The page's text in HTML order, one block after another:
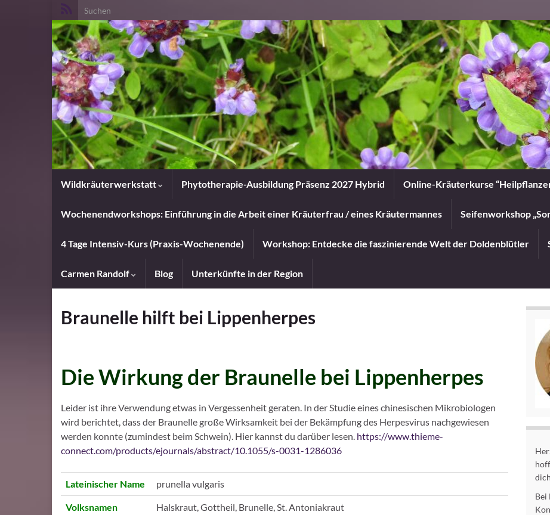
Search for:
Wildkräuterwerkstatt Phytotherapie-Ausbildung Präsenz 2027 Hybrid Online-Kräuterkurse
Wochenendworkshops: Einführung in die Arbeit einer Kräuterfrau / eines Kräutermannes Seifenworkshop
4 Tage Intensiv-Kurs (Praxis-Wochenende) Workshop: Entdecke die faszinierende Welt der Doldenblütler
Carmen Randolf Blog Unterkünfte in der Region
Braunelle hilft bei Lippenherpes
Die Wirkung der Braunelle bei Lippenherpes
Leider ist ihre Verwendung etwas in Vergessenheit geraten. In der Studie eines chinesischen Mikrobiologen
wird berichtet, dass der Braunelle große Wirksamkeit bei der Bekämpfung des Herpesvirus nachgewiesen
werden konnte (zumindest beim Schwein). Hier kannst du darüber lesen. https://www.thieme-
connect.com/products/ejournals/abstract/10.1055/s-0031-1286036
Lateinischer Name prunella vulgaris
Volksnamen Halskraut, Gottheil, Brunelle, St. Antoniakraut
Bei